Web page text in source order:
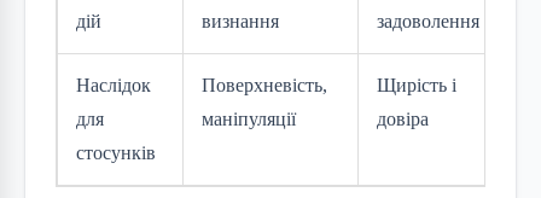
дій
визнання
задоволення
Наслідок
для
стосунків
Поверхневість,
маніпуляції
Щирість і
довіра